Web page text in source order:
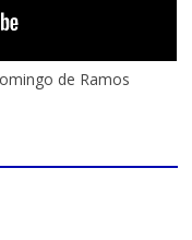
de Ramos